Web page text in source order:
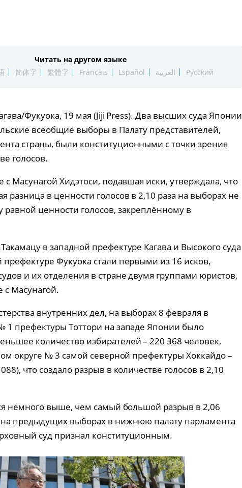
Читать на другом языке
简体字 繁體字 Français Español العربية Русский
Фукуока, 19 мая (Jiji Press). Два высших суда Японии
всеобщие выборы в Палату представителей,
страны, были конституционными с точки зрения
голосов.
с Масунагой Хидэтоси, подавшая иски, утверждала, что
разница в ценности голосов в 2,10 раза на выборах не
равной ценности голосов, закреплённому в
в западной префектуре Кагава и Высокого суда
Фукуока стали первыми из 16 исков,
и их отделения в стране двумя группами юристов,
с Масунагой.
внутренних дел, на выборах 8 февраля в
1 префектуры Тоттори на западе Японии было
количество избирателей – 220 368 человек,
округе № 3 самой северной префектуры Хоккайдо –
что создало разрыв в количестве голосов в 2,10
немного выше, чем самый большой разрыв в 2,06
предыдущих выборах в нижнюю палату парламента
суд признал конституционным.